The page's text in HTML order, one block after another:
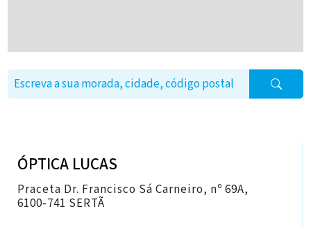
ÓPTICA LUCAS
Praceta Dr. Francisco Sá Carneiro, nº 69A,
6100-741 SERTÃ